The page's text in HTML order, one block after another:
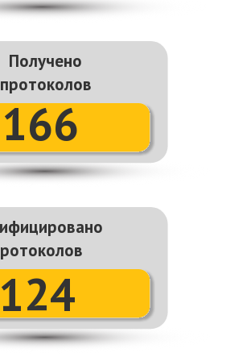
разбираем
человека. В
24-ыйсезон
участник. Всего мы
человека,
судебная
феминизм и
идут наши налоги.